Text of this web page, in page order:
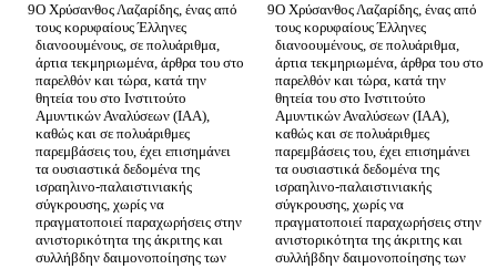
Ο Χρύσανθος Λαζαρίδης, ένας από
τους κορυφαίους Έλληνες
διανοουμένους, σε πολυάριθμα,
άρτια τεκμηριωμένα, άρθρα του στο
παρελθόν και τώρα, κατά την
θητεία του στο Ινστιτούτο
Αμυντικών Αναλύσεων (ΙΑΑ),
καθώς και σε πολυάριθμες
παρεμβάσεις του, έχει επισημάνει
τα ουσιαστικά δεδομένα της
ισραηλινο-παλαιστινιακής
σύγκρουσης, χωρίς να
πραγματοποιεί παραχωρήσεις στην
ανιστορικότητα της άκριτης και
συλλήβδην δαιμονοποίησης των
Ο Χρύσανθος Λαζαρίδης, ένας από
τους κορυφαίους Έλληνες
διανοουμένους, σε πολυάριθμα,
άρτια τεκμηριωμένα, άρθρα του στο
παρελθόν και τώρα, κατά την
θητεία του στο Ινστιτούτο
Αμυντικών Αναλύσεων (ΙΑΑ),
καθώς και σε πολυάριθμες
παρεμβάσεις του, έχει επισημάνει
τα ουσιαστικά δεδομένα της
ισραηλινο-παλαιστινιακής
σύγκρουσης, χωρίς να
πραγματοποιεί παραχωρήσεις στην
ανιστορικότητα της άκριτης και
συλλήβδην δαιμονοποίησης των